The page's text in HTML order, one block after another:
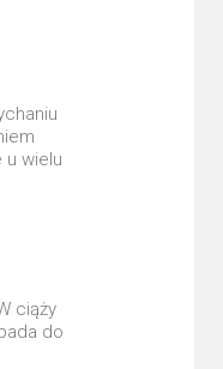
u wielu
ciąży
do